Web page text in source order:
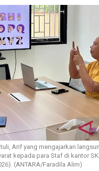
Arif yang mengajarkan
kepada para Staf di kantor
(ANTARA/Faradila Alim)